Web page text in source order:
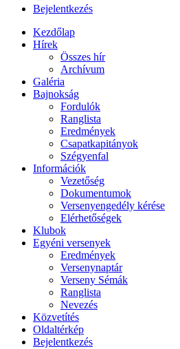
Bejelentkezés
Kezdőlap
Hírek
Összes hír
Archívum
Galéria
Bajnokság
Fordulók
Ranglista
Eredmények
Csapatkapitányok
Szégyenfal
Információk
Vezetőség
Dokumentumok
Versenyengedély kérése
Elérhetőségek
Klubok
Egyéni versenyek
Eredmények
Versenynaptár
Verseny Sémák
Ranglista
Nevezés
Közvetítés
Oldaltérkép
Bejelentkezés